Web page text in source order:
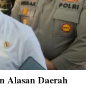
Alasan Daerah